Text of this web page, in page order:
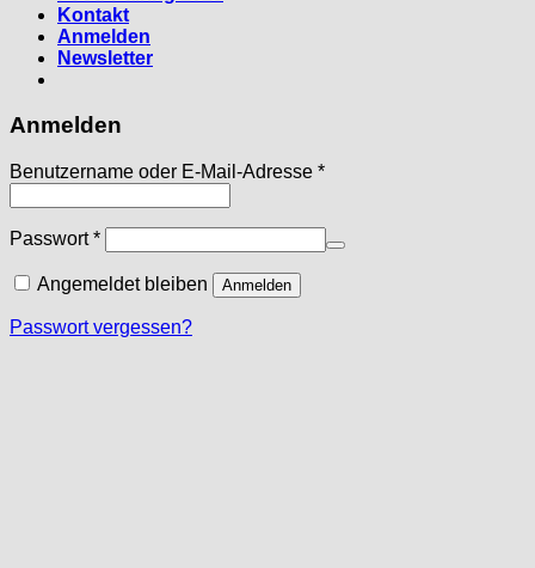
Kontakt
Anmelden
Newsletter
Anmelden
Benutzername oder E-Mail-Adresse *Erforderlich
Passwort*Erforderlich
Angemeldet bleiben Anmelden
Passwort vergessen?